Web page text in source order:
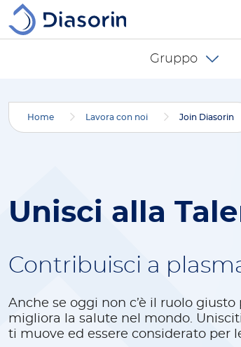
Salta al contenuto principale
Diasorin
Gruppo
Home Lavora con noi Join Diasorin
Unisci alla
Contribuisci a
Anche se oggi non c’è il ruolo
migliora la salute nel mondo.
ti muove ed essere considerato per